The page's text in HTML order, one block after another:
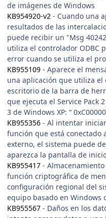
de imágenes de Windows
KB954920-v2 - Cuando una
resultados de las
puede recibir un "Msg
utiliza el controlador ODBC
error cuando se utiliza el
KB955109 - Aparece el
una aplicación que utiliza el
escritorio de la barra de
que ejecuta el Service Pack
3 de Windows XP: “
KB955356 - Al intentar
función que está conectado
externo, el sistema puede
aparezca la pantalla de
KB955417 -
función criptográfica de
configuración regional del
equipo basado en Windows
KB955567 - Daños en los